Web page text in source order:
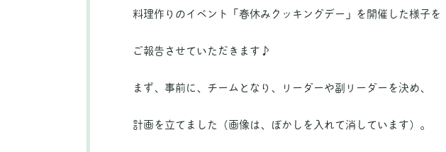
料理作りのイベント「春休みクッキングデー」を開催した様子を
ご報告させていただきます♪
まず、事前に、チームとなり、リーダーや副リーダーを決め、
計画を立てました（画像は、ぼかしを入れて消しています）。